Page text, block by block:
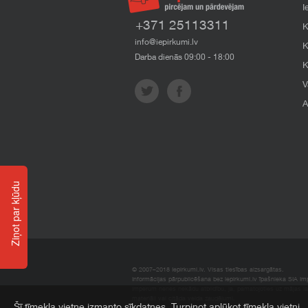
+371 25113311
info@iepirkumi.lv
Darba dienās 09:00 - 18:00
© 2007–2018 Iepirkumi.lv. Visas tiesības aizsargātas.
Informācijas pārpublicēšana bez iepirkumi.lv īpašnieka SIA
Ziņot par kļūdu